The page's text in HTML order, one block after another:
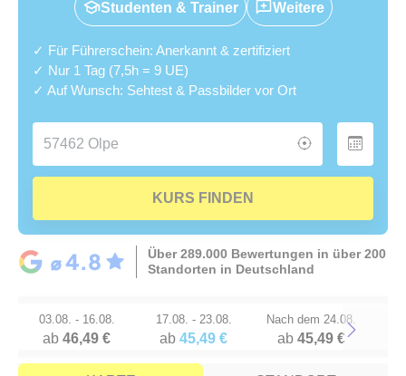
Studenten & Trainer Weitere
✓ Für Führerschein: Anerkannt & zertifiziert
✓ Nur 1 Tag (7,5h = 9 UE)
✓ Auf Wunsch: Sehtest & Passbilder vor Ort
KURS FINDEN
Über 289.000 Bewertungen in über 200
Standorten in Deutschland
03.08. - 16.08.
ab46,49 €
17.08. - 23.08.
ab45,49 €
Nach dem 24.08.
ab 45,49 €Next